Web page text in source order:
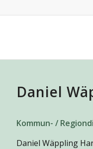
Daniel
Kommun- /
Daniel Wäppling